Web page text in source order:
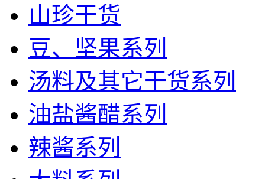
山珍干货
豆、坚果系列
汤料及其它干货系列
油盐酱醋系列
辣酱系列